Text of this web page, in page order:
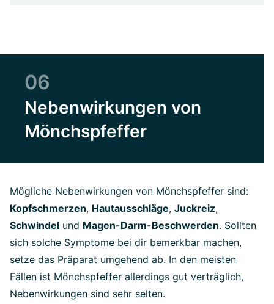
06
Nebenwirkungen von
Mönchspfeffer
Mögliche Nebenwirkungen von Mönchspfeffer sind:
Kopfschmerzen, Hautausschläge, Juckreiz,
Schwindel und Magen-Darm-Beschwerden. Sollten
sich solche Symptome bei dir bemerkbar machen,
setze das Präparat umgehend ab. In den meisten
Fällen ist Mönchspfeffer allerdings gut verträglich,
Nebenwirkungen sind sehr selten.